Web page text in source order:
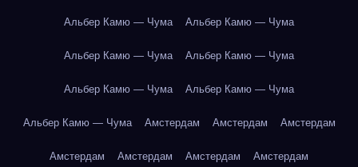
Альбер Камю — Чума Альбер Камю — Чума
Альбер Камю — Чума Альбер Камю — Чума
Альбер Камю — Чума Альбер Камю — Чума
Альбер Камю — Чума Амстердам Амстердам Амстердам
Амстердам Амстердам Амстердам Амстердам